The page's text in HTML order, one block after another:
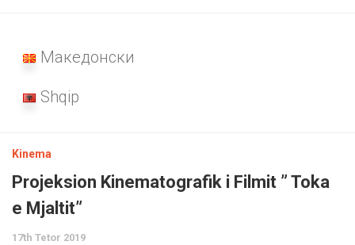
Македонски
Shqip
Kinema
Projeksion Kinematografik i Filmit ” Toka
e Mjaltit”
17th Tetor 2019